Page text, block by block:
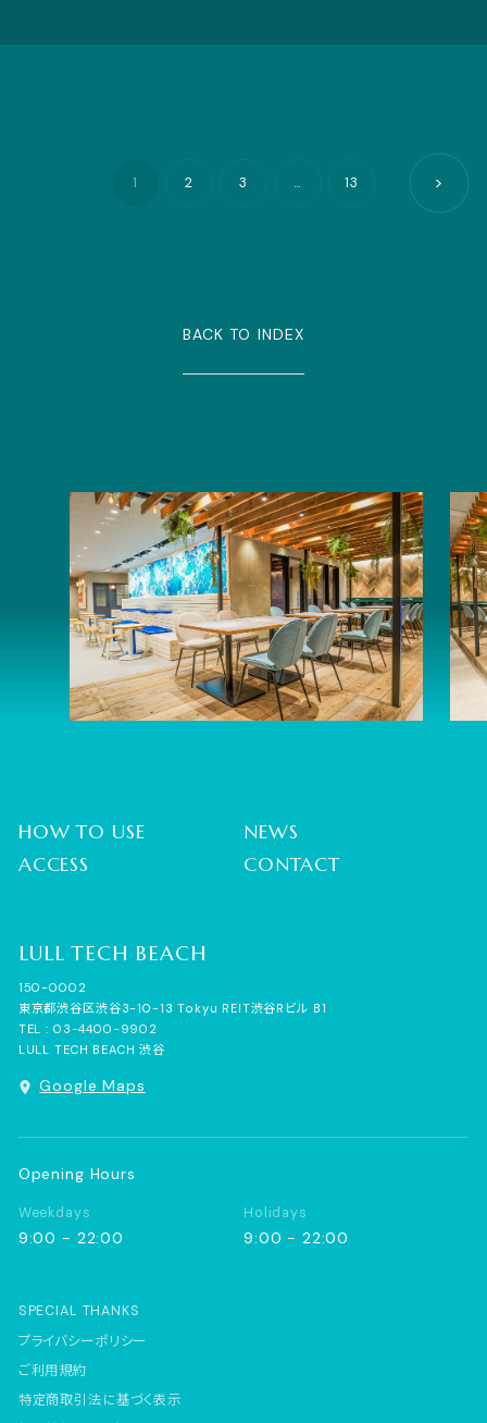
1 2 3 … 13 >
BACK TO INDEX
LULLTECH BEACH
150-0002
東京都渋谷区渋谷3-10-13 Tokyu REIT渋谷Rビル B1
TEL : 03-4400-9902
LULL TECH BEACH 渋谷
Google Maps
Opening Hours
Weekdays
9:00 - 22:00
Holidays
9:00 - 22:00
HOW TO USE
NEWS
ACCESS
CONTACT
SPECIAL THANKS
プライバシーポリシー
ご利用規約
特定商取引法に基づく表示